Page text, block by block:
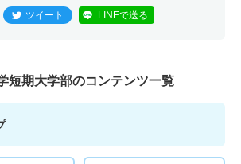
ツイート LINEで送る
短期大学部のコンテンツ一覧